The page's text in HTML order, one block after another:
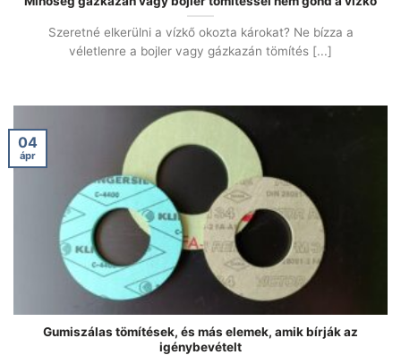
Szeretné elkerülni a vízkő okozta károkat? Ne bízza a
véletlenre a bojler vagy gázkazán tömítés [...]
Gumiszálas tömítések, és más elemek, amik bírják az
igénybevételt
04
ápr